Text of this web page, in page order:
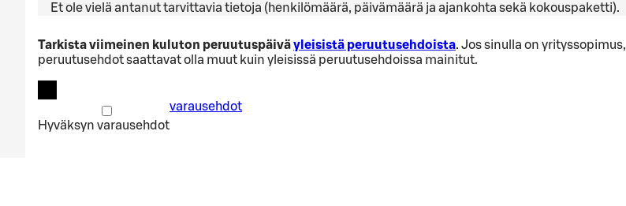
Et ole vielä antanut tarvittavia tietoja (henkilömäärä, päivämäärä ja ajankohta sekä kokouspaketti).
Tarkista viimeinen kuluton peruutuspäiväyleisistä peruutusehdoista. Jos sinulla on yrityssopimus,
peruutusehdot saattavat olla muut kuin yleisissä peruutusehdoissa mainitut.
Hyväksyn varausehdot
varausehdot